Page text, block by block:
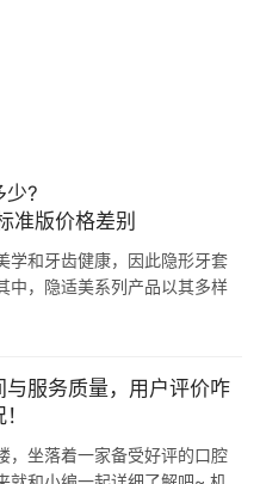
少?
版价格差别
学和牙齿健康，因此隐形牙套
中，隐适美系列产品以其多样
服务质量，用户评价咋
，坐落着一家备受好评的口腔